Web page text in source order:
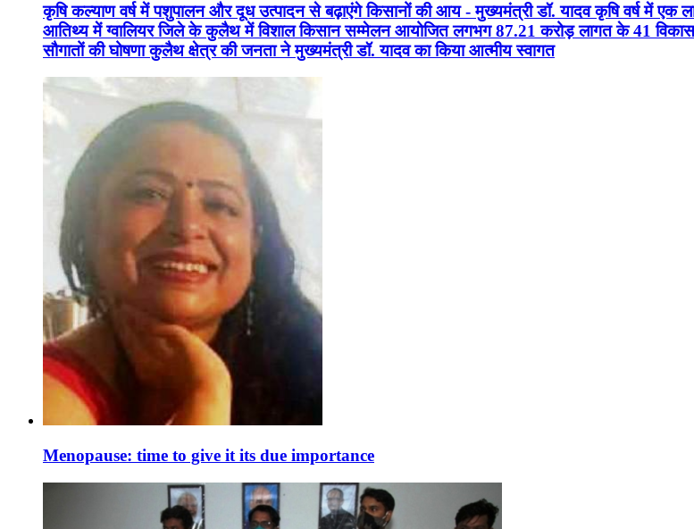
कृषि कल्याण वर्ष में पशुपालन और दूध उत्पादन से बढ़ाएंगे किसानों की आय - मुख्यमंत्री डॉ. यादव कृषि वर्ष में
आतिथ्य में ग्वालियर जिले के कुलैथ में विशाल किसान सम्मेलन आयोजित लगभग 87.21 करोड़ लागत के 41 विकास
सौगातों की घोषणा कुलैथ क्षेत्र की जनता ने मुख्यमंत्री डॉ. यादव का किया आत्मीय स्वागत
Menopause: time to give it its due importance